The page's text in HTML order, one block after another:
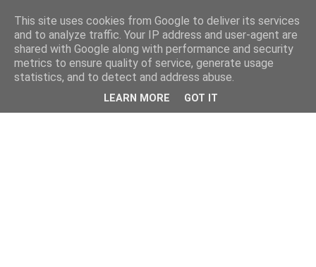
This site uses cookies from Google to deliver its services
and to analyze traffic. Your IP address and user-agent are
shared with Google along with performance and security
metrics to ensure quality of service, generate usage
statistics, and to detect and address abuse.
LEARN MORE GOT IT